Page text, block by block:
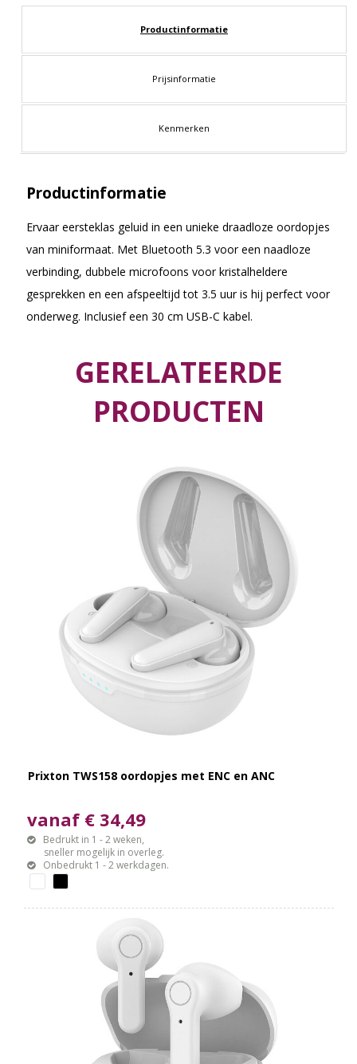
Productinformatie
Prijsinformatie
Kenmerken
Productinformatie
Ervaar eersteklas geluid in een unieke draadloze oordopjes
van miniformaat. Met Bluetooth 5.3 voor een naadloze
verbinding, dubbele microfoons voor kristalheldere
gesprekken en een afspeeltijd tot 3.5 uur is hij perfect voor
onderweg. Inclusief een 30 cm USB-C kabel.
GERELATEERDE
PRODUCTEN
Prixton TWS158 oordopjes met ENC en ANC
vanaf € 34,49
Bedrukt in 1 - 2 weken,
sneller mogelijk in overleg.
Onbedrukt 1 - 2 werkdagen.